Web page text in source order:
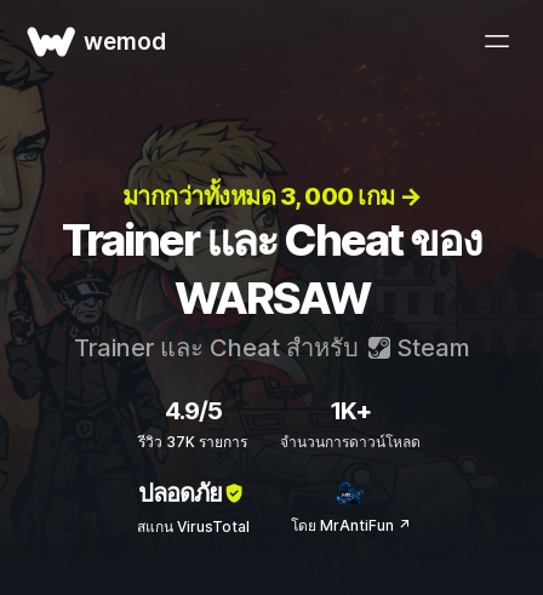
wemod
มากกว่าทั้งหมด 3, 000 เกม →
Trainer และ Cheat ของ
WARSAW
Trainer และ Cheat สำหรับ Steam
4.9/5
รีวิว 37K รายการ
1K+
จำนวนการดาวน์โหลด
ปลอดภัย
สแกน VirusTotal โดย MrAntiFun ↗